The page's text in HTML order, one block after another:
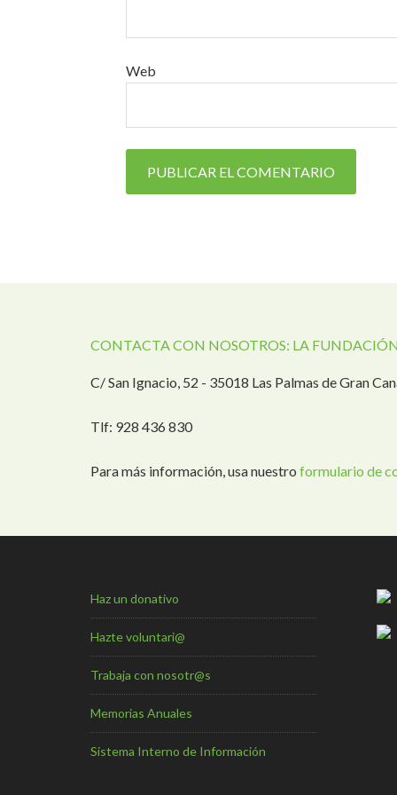
Web
CONTACTA CON NOSOTROS: LA
C/ San Ignacio, 52 - 35018 Las Palmas de Gran
Tlf: 928 436 830
Para más información, usa nuestro formulario de
Haz un donativo
Hazte voluntari@
Trabaja con nosotr@s
Memorias Anuales
Sistema Interno de Información